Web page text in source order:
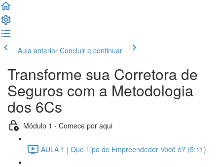
Aula anterior Concluir e continuar
Transforme sua Corretora de
Seguros com a Metodologia
dos 6Cs
Módulo 1 - Comece por aqui
AULA 1 | Que Tipo de Empreendedor Você é? (5:11)